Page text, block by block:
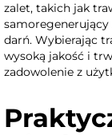
zalet, takich jak
samoregenerujący
darń. Wybierając
wysoką jakość i
zadowolenie z